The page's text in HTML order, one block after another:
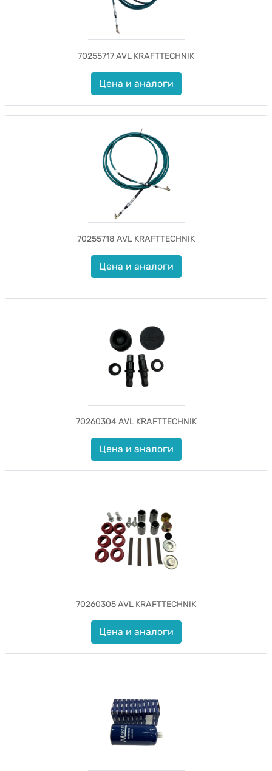
70255717 AVL KRAFTTECHNIK
Цена и аналоги
70255718 AVL KRAFTTECHNIK
Цена и аналоги
70260304 AVL KRAFTTECHNIK
Цена и аналоги
70260305 AVL KRAFTTECHNIK
Цена и аналоги